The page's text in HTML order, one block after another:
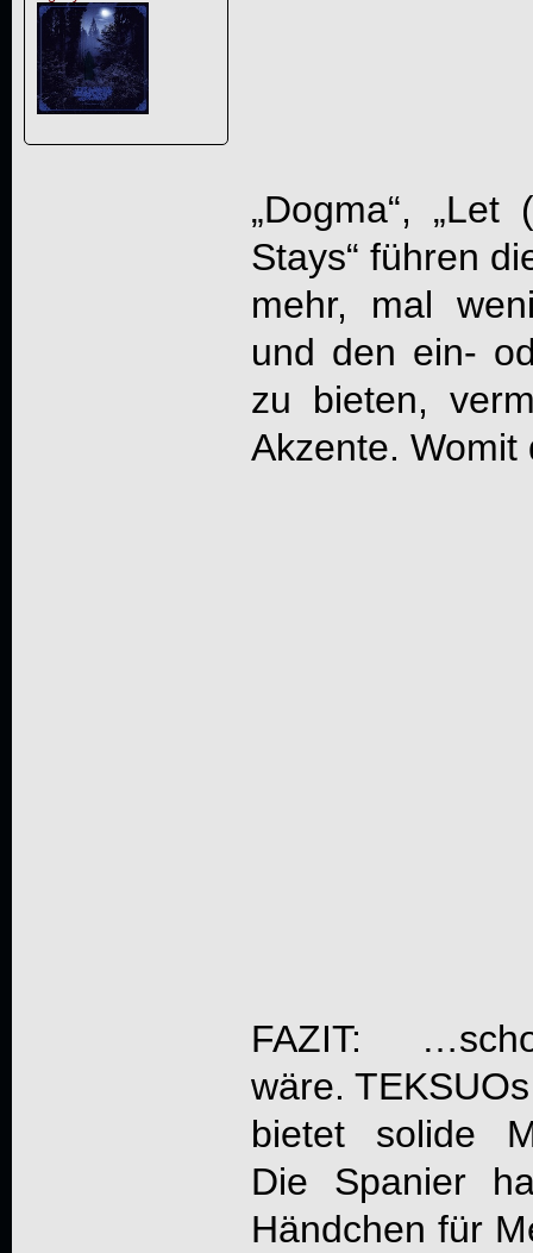
„Dogma“,
Stays“ führen
mehr, mal
und den ein-
zu bieten,
Akzente.
FAZIT:
wäre. TEKSUO
bietet solide
Die Spanier
Händchen für